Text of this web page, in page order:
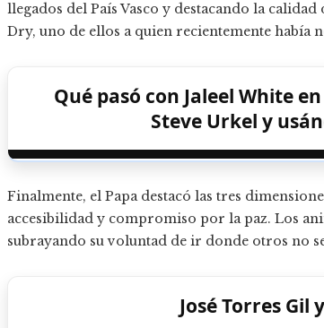
llegados del País Vasco y destacando la
Dry, uno de ellos a quien recientemente había
Qué pasó con Jaleel White
Steve Urkel y
Finalmente, el Papa destacó las tres
accesibilidad y compromiso por la paz. Los
subrayando su voluntad de ir donde otros no
José Torres Gil